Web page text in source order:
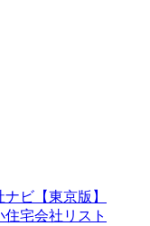
ビ【東京版】
宅会社リスト